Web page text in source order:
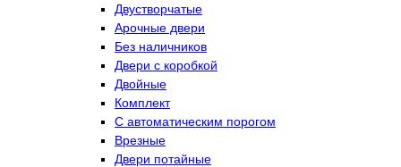
Двустворчатые
Арочные двери
Без наличников
Двери с коробкой
Двойные
Комплект
С автоматическим порогом
Врезные
Двери потайные